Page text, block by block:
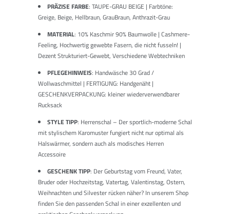
PRÄZISE FARBE: TAUPE-GRAU BEIGE | Farbtöne:
Greige, Beige, Hellbraun, GrauBraun, Anthrazit-Grau
MATERIAL: 10% Kaschmir 90% Baumwolle | Cashmere-
Feeling, Hochwertig gewebte Fasern, die nicht fusseln! |
Dezent Strukturiert-Gewebt, Verschiedene Webtechniken
PFLEGEHINWEIS: Handwäsche 30 Grad /
Wollwaschmittel | FERTIGUNG: Handgenäht |
GESCHENKVERPACKUNG: kleiner wiederverwendbarer
Rucksack
STYLE TIPP: Herrenschal – Der sportlich-moderne Schal
mit stylischem Karomuster fungiert nicht nur optimal als
Halswärmer, sondern auch als modisches Herren
Accessoire
GESCHENK TIPP: Der Geburtstag vom Freund, Vater,
Bruder oder Hochzeitstag, Vatertag, Valentinstag, Ostern,
Weihnachten und Silvester rücken näher? In unserem Shop
finden Sie den passenden Schal in einer exzellenten und